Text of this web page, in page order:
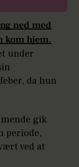
ned med
kom hjem.
under
da hun
gik
periode,
ved at